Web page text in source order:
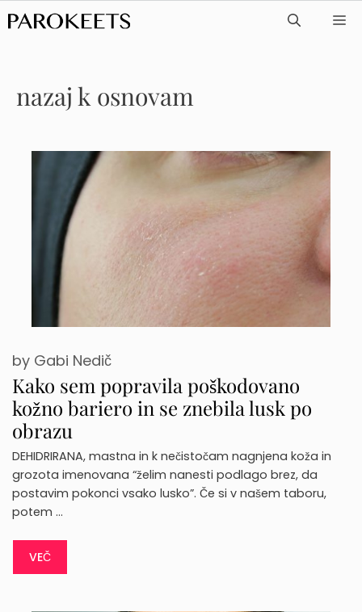
Skip
to
nazaj k osnovam
Kako sem popravila poškodovano
kožno bariero in se znebila lusk po
obrazu
by Gabi Nedič
DEHIDRIRANA, mastna in k nečistočam nagnjena koža in
grozota imenovana “želim nanesti podlago brez, da
postavim pokonci vsako lusko”. Če si v našem taboru,
potem …
VEČ